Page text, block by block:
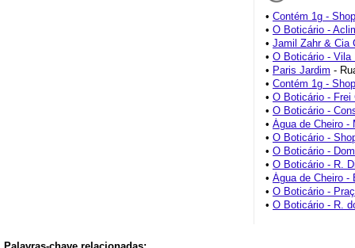
• Contém 1g -
• O Boticário -
• Jamil Zahr & Cia
• O Boticário - Vila
• Paris Jardim -
• Contém 1g -
• O Boticário - Frei
• O Boticário -
• Água de Cheiro -
• O Boticário -
• O Boticário -
• O Boticário - R.
• Água de Cheiro -
• O Boticário -
• O Boticário - R.